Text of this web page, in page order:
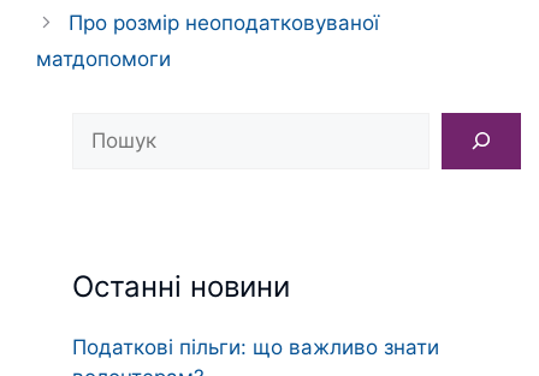
Про розмір неоподатковуваної
матдопомоги
Останні новини
Податкові пільги: що важливо знати